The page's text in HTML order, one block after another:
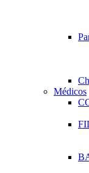
Médicos